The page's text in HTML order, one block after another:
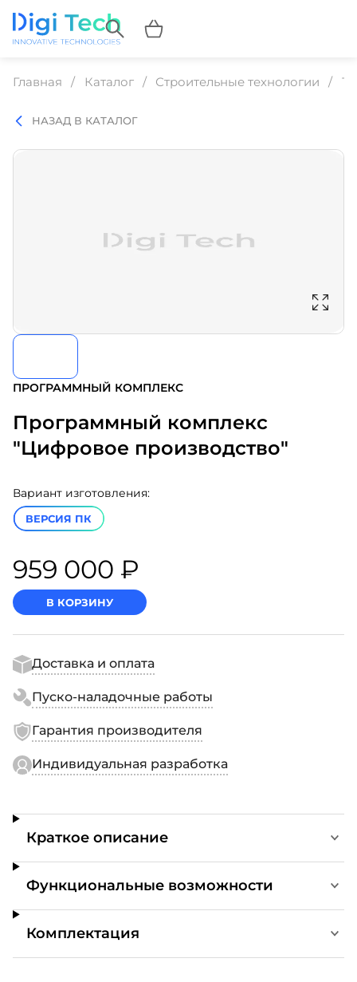
Главная Каталог Строительные технологии
НАЗАД В КАТАЛОГ
ПРОГРАММНЫЙ КОМПЛЕКС
Программный комплекс
"Цифровое производство"
Вариант изготовления:
ВЕРСИЯ ПК
959 000 ₽
В КОРЗИНУ
Доставка и оплата
Пуско-наладочные работы
Гарантия производителя
Индивидуальная разработка
Краткое описание
Функциональные возможности
Комплектация